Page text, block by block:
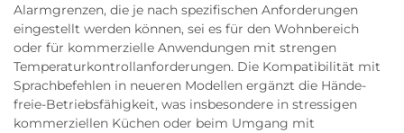
Alarmgrenzen, die je nach spezifischen Anforderungen
eingestellt werden können, sei es für den Wohnbereich
oder für kommerzielle Anwendungen mit strengen
Temperaturkontrollanforderungen. Die Kompatibilität mit
Sprachbefehlen in neueren Modellen ergänzt die Hände-
freie-Betriebsfähigkeit, was insbesondere in stressigen
kommerziellen Küchen oder beim Umgang mit